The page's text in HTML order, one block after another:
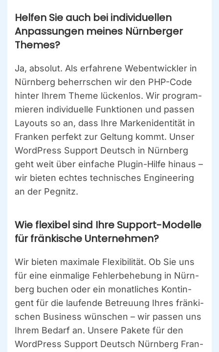
Hel­fen Sie auch bei indi­vi­du­el­len
Anpas­sun­gen mei­nes Nürn­ber­ger
The­mes?
Ja, abso­lut. Als erfah­re­ne Web­ent­wick­ler in
Nürn­berg beherr­schen wir den PHP-Code
hin­ter Ihrem The­me lücken­los. Wir pro­gram­
mie­ren indi­vi­du­el­le Funk­tio­nen und pas­sen
Lay­outs so an, dass Ihre Mar­ken­iden­ti­tät in
Fran­ken per­fekt zur Gel­tung kommt. Unser
Word­Press Sup­port Deutsch in Nürn­berg
geht weit über ein­fa­che Plug­in-Hil­fe hin­aus –
wir bie­ten ech­tes tech­ni­sches Engi­nee­ring
an der Peg­nitz.
Wie fle­xi­bel sind Ihre Sup­port-Model­le
für frän­ki­sche Unter­neh­men?
Wir bie­ten maxi­ma­le Fle­xi­bi­li­tät. Ob Sie uns
für eine ein­ma­li­ge Feh­ler­be­he­bung in Nürn­
berg buchen oder ein monat­li­ches Kon­tin­
gent für die lau­fen­de Betreu­ung Ihres frän­ki­
schen Busi­ness wün­schen – wir pas­sen uns
Ihrem Bedarf an. Unse­re Pake­te für den
Word­Press Sup­port Deutsch Nürn­berg Fran­